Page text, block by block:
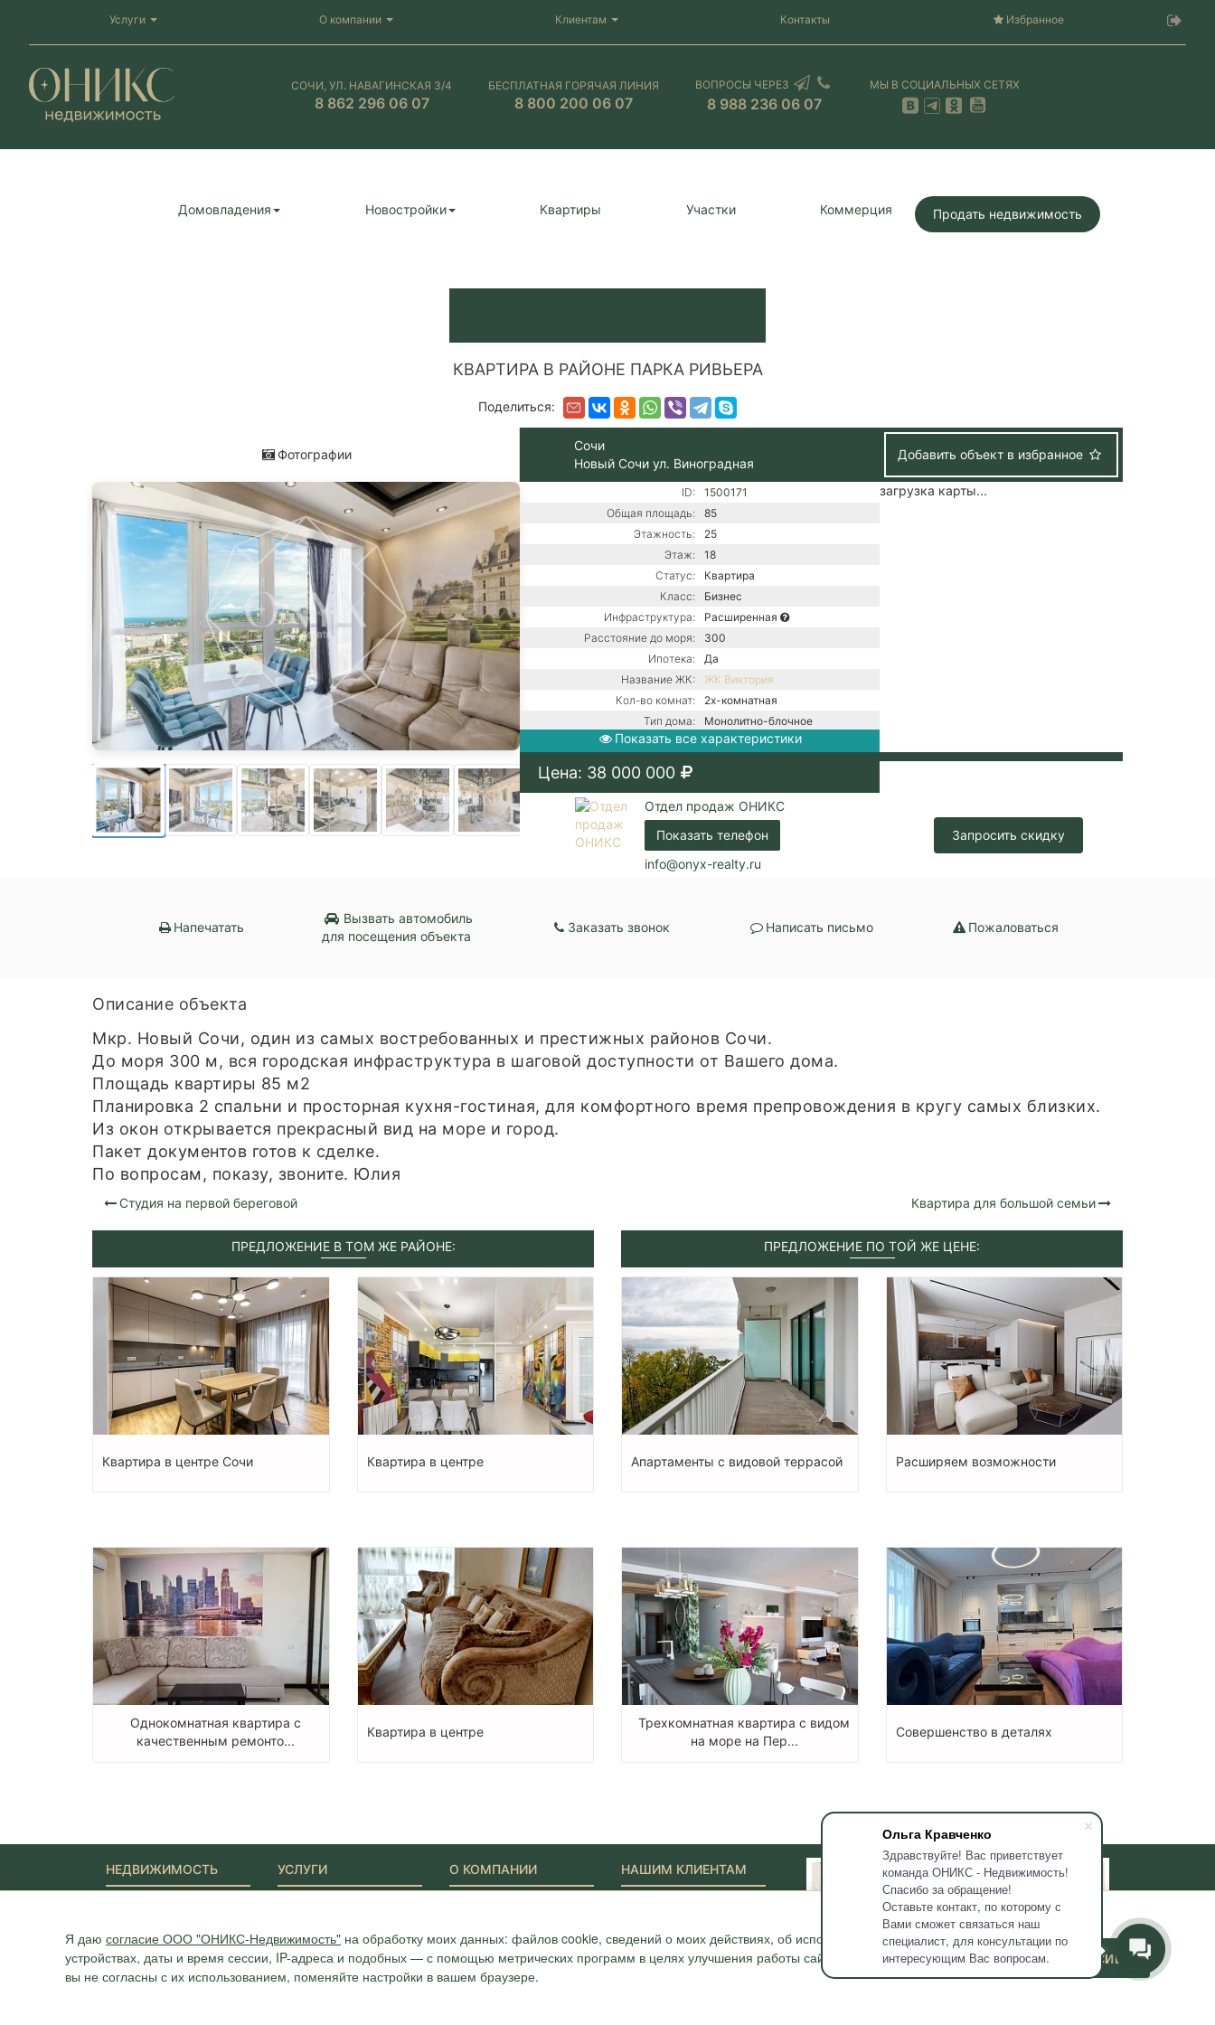
Ольга Кравченко
Здравствуйте! Вас приветствует
команда ОНИКС - Недвижимость!
Спасибо за обращение!
Оставьте контакт, по которому с
Вами сможет связаться наш
специалист, для консультации по
интересующим Вас вопросам.
Услуги О компании Клиентам Контакты Избранное
СОЧИ, УЛ. НАВАГИНСКАЯ 3/4
8 862 296 06 07
БЕСПЛАТНАЯ ГОРЯЧАЯ ЛИНИЯ
8 800 200 06 07
ВОПРОСЫ ЧЕРЕЗ
8 988 236 06 07
МЫ В СОЦИАЛЬНЫХ СЕТЯХ
Домовладения Новостройки Квартиры Участки Коммерция Продать недвижимость
КВАРТИРА В РАЙОНЕ ПАРКА РИВЬЕРА
Поделиться:
Фотографии
Сочи
Новый Сочи ул. Виноградная
Добавить объект в избранное
ID:
1500171
Общая площадь:
85
Этажность:
25
Этаж:
18
Статус:
Квартира
Класс:
Бизнес
Инфраструктура:
Расширенная
Расстояние до моря:
300
Ипотека:
Да
Название ЖК:
ЖК Виктория
Кол-во комнат:
2х-комнатная
Тип дома:
Монолитно-блочное
Вид из окон:
На море
Ремонт:
Балкон:
Коммуникации:
Центральная канализация /
Центральное водоснабжение /
Центральное отопление
Парковка:
Подземная
Показать все характеристики
загрузка карты...
Цена: 38 000 000
Отдел продаж ОНИКС
Показать телефон
info@onyx-realty.ru
Запросить скидку
Напечатать
Вызвать автомобиль
для посещения объекта
Заказать звонок Написать письмо Пожаловаться
Описание объекта
Мкр. Новый Сочи, один из самых востребованных и престижных районов Сочи.
До моря 300 м, вся городская инфраструктура в шаговой доступности от Вашего дома.
Площадь квартиры 85 м2
Планировка 2 спальни и просторная кухня-гостиная, для комфортного время препровождения в кругу самых близких.
Из окон открывается прекрасный вид на море и город.
Пакет документов готов к сделке.
По вопросам, показу, звоните. Юлия
Студия на первой береговой Квартира для большой семьи
ПРЕДЛОЖЕНИЕ В ТОМ ЖЕ РАЙОНЕ:
Квартира в центре Сочи Квартира в центре
Однокомнатная квартира с
качественным ремонто...
Квартира в центре
ПРЕДЛОЖЕНИЕ ПО ТОЙ ЖЕ ЦЕНЕ:
Апартаменты с видовой террасой Расширяем возможности
Трехкомнатная квартира с видом
на море на Пер...
Совершенство в деталях
Я даю согласие ООО "ОНИКС-Недвижимость" на обработку моих данных: файлов cookie, сведений о моих действиях, об используемых мною
устройствах, даты и время сессии, IP-адреса и подобных — с помощью метрических программ в целях улучшения работы сайта и его маркетинга. Если
вы не согласны с их использованием, поменяйте настройки в вашем браузере.
ДАЮ СОГЛАСИЕ
НЕДВИЖИМОСТЬ
Дома
Участки
Коммерция
УСЛУГИ О КОМПАНИИ
ONYX-VIP
Сотрудники
Награды и сертификаты
Вакансии
НАШИМ КЛИЕНТАМ
Полезные статьи
Карта
Вопрос-ответ